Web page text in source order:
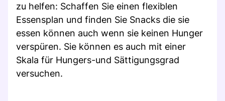
zu helfen: Schaffen Sie einen flexiblen
Essensplan und finden Sie Snacks die sie
essen können auch wenn sie keinen Hunger
verspüren. Sie können es auch mit einer
Skala für Hungers-und Sättigungsgrad
versuchen.